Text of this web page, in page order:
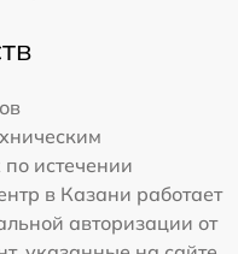
истечении
в Казани работает
авторизации от